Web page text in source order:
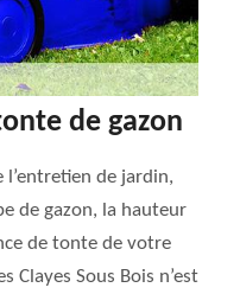
de gazon
l’entretien de jardin,
de gazon, la hauteur
de tonte de votre
Clayes Sous Bois n’est